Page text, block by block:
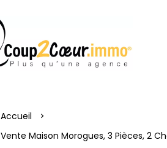
Accueil
Vente Maison Morogues, 3 Pièces, 2